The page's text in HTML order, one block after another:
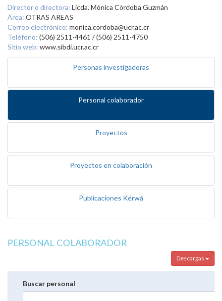
Director o directora: Licda. Mónica Córdoba Guzmán
Área: OTRAS AREAS
Correo electrónico: monica.cordoba@ucr.ac.cr
Teléfono: (506) 2511-4461 / (506) 2511-4750
Sitio web: www.sibdi.ucr.ac.cr
Personas investigadoras
Personal colaborador
Proyectos
Proyectos en colaboración
Publicaciones Kérwá
PERSONAL COLABORADOR
Descargas
Buscar personal